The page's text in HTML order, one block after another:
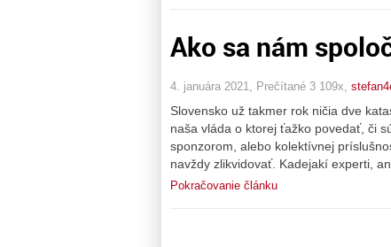
Ako sa nám
4. januára 2021, Prečítané 3 109x,
Slovensko už takmer rok ničia dve
naša vláda o ktorej ťažko povedať, či
sponzorom, alebo kolektívnej
navždy zlikvidovať. Kadejakí experti,
Pokračovanie článku